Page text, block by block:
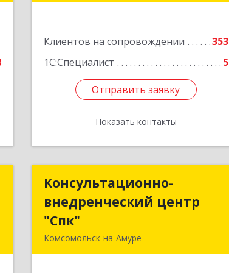
Клиентов на сопровождении
353
1С:Специалист
5
Отправить заявку
Показать контакты
Отправить заявку
Назад
Консультационно-
внедренческий центр
"Спк"
Комсомольск-на-Амуре
Консультационно-
внедренческий центр